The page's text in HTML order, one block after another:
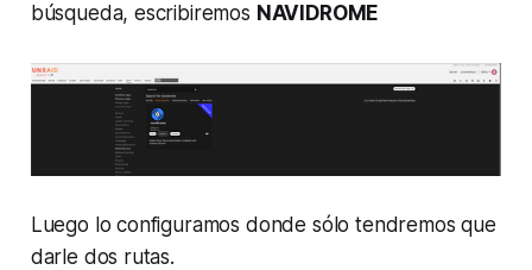
búsqueda, escribiremos NAVIDROME
Luego lo configuramos donde sólo tendremos que
darle dos rutas.